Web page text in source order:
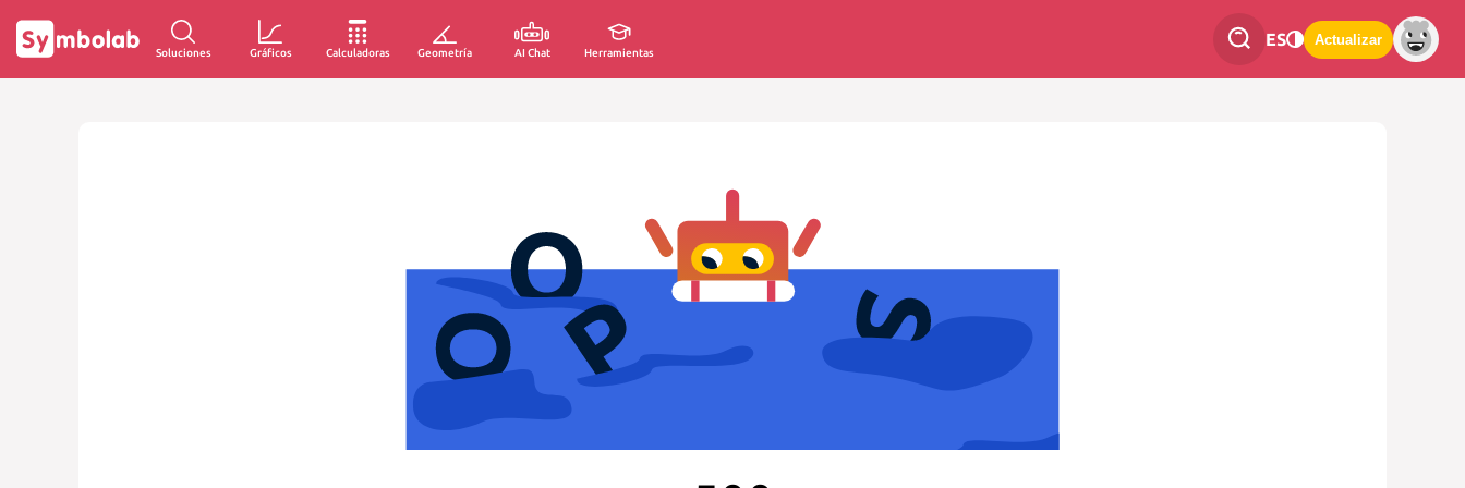
Soluciones Gráficos Calculadoras Geometría AI Chat Herramientas
ES Actualizar